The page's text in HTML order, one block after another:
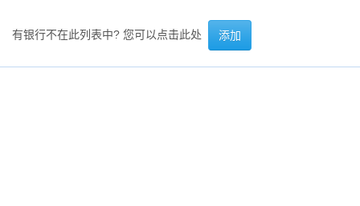
有银行不在此列表中? 您可以点击此处 添加